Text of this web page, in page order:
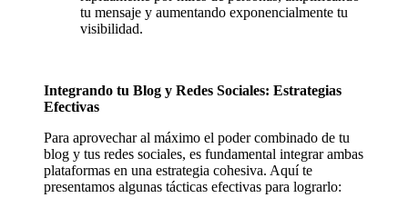
tu mensaje y aumentando exponencialmente tu
visibilidad.
Integrando tu Blog y Redes Sociales: Estrategias
Efectivas
Para aprovechar al máximo el poder combinado de tu
blog y tus redes sociales, es fundamental integrar ambas
plataformas en una estrategia cohesiva. Aquí te
presentamos algunas tácticas efectivas para lograrlo: